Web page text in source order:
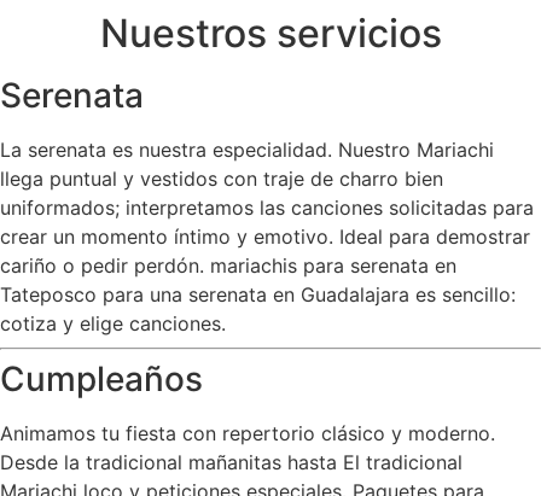
Nuestros servicios
Serenata
La serenata es nuestra especialidad. Nuestro Mariachi
llega puntual y vestidos con traje de charro bien
uniformados; interpretamos las canciones solicitadas para
crear un momento íntimo y emotivo. Ideal para demostrar
cariño o pedir perdón. mariachis para serenata en
Tateposco para una serenata en Guadalajara es sencillo:
cotiza y elige canciones.
Cumpleaños
Animamos tu fiesta con repertorio clásico y moderno.
Desde la tradicional mañanitas hasta El tradicional
Mariachi loco y peticiones especiales. Paquetes para